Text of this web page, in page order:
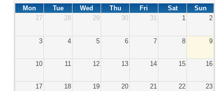
Mon Tue Wed Thu Fri Sat
Sun
27
28 29 30 31 1 2
3 4 5 6 7 8 9
10 11 12 13 14 15 16
17 18 19 20 21 22 23